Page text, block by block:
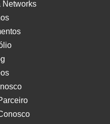
Networks